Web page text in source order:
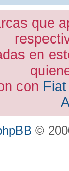
que
en
con
©